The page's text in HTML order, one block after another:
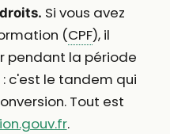
Si vous avez
(CPF), il
pendant la période
: c'est le tandem qui
Tout est
.